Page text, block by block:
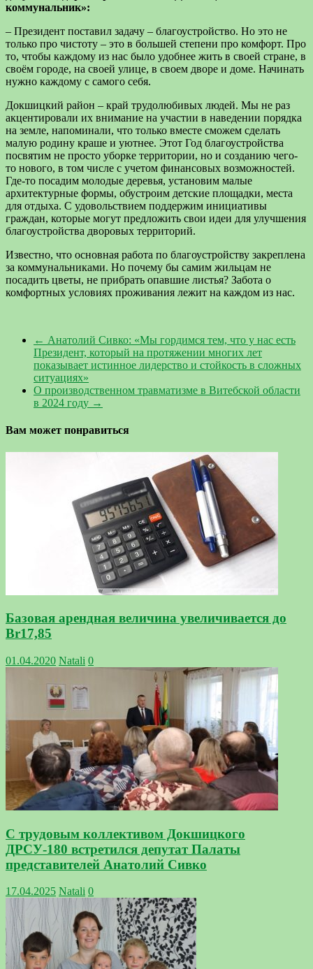
коммунальник»:
– Президент поставил задачу – благоустройство. Но это не
только про чистоту – это в большей степени про комфорт. Про
то, чтобы каждому из нас было удобнее жить в своей стране, в
своём городе, на своей улице, в своем дворе и доме. Начинать
нужно каждому с самого себя.
Докшицкий район – край трудолюбивых людей. Мы не раз
акцентировали их внимание на участии в наведении порядка
на земле, напоминали, что только вместе сможем сделать
малую родину краше и уютнее. Этот Год благоустройства
посвятим не просто уборке территории, но и созданию чего-
то нового, в том числе с учетом финансовых возможностей.
Где-то посадим молодые деревья, установим малые
архитектурные формы, обустроим детские площадки, места
для отдыха. С удовольствием поддержим инициативы
граждан, которые могут предложить свои идеи для улучшения
благоустройства дворовых территорий.
Известно, что основная работа по благоустройству закреплена
за коммунальниками. Но почему бы самим жильцам не
посадить цветы, не прибрать опавшие листья? Забота о
комфортных условиях проживания лежит на каждом из нас.
← Анатолий Сивко: «Мы гордимся тем, что у нас есть
Президент, который на протяжении многих лет
показывает истинное лидерство и стойкость в сложных
ситуациях»
О производственном травматизме в Витебской области
в 2024 году →
Вам может понравиться
Базовая арендная величина увеличивается до
Br17,85
01.04.2020 Natali 0
С трудовым коллективом Докшицкого
ДРСУ-180 встретился депутат Палаты
представителей Анатолий Сивко
17.04.2025 Natali 0